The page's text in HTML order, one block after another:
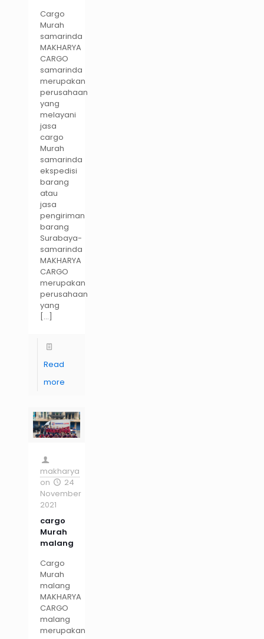
Cargo
Murah
samarinda
MAKHARYA
CARGO
samarinda
merupakan
perusahaan
yang
melayani
jasa
cargo
Murah
samarinda
ekspedisi
barang
atau
jasa
pengiriman
barang
Surabaya-
samarinda
MAKHARYA
CARGO
merupakan
perusahaan
yang
[…]
Read
more
makharya
on
24
November
2021
cargo
Murah
malang
Cargo
Murah
malang
MAKHARYA
CARGO
malang
merupakan